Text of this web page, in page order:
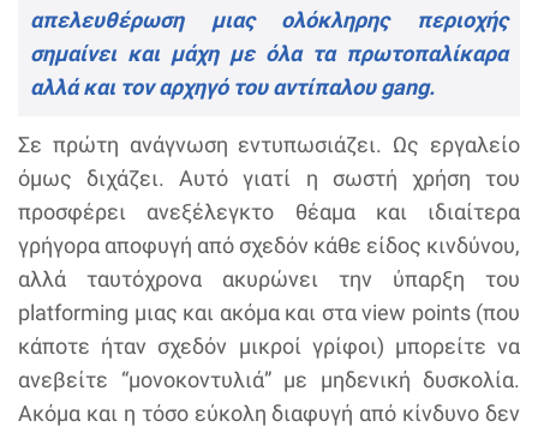
απελευθέρωση μιας ολόκληρης περιοχής
σημαίνει και μάχη με όλα τα πρωτοπαλίκαρα
αλλά και τον αρχηγό του αντίπαλου gang.
Σε πρώτη ανάγνωση εντυπωσιάζει. Ως εργαλείο
όμως διχάζει. Αυτό γιατί η σωστή χρήση του
προσφέρει ανεξέλεγκτο θέαμα και ιδιαίτερα
γρήγορα αποφυγή από σχεδόν κάθε είδος κινδύνου,
αλλά ταυτόχρονα ακυρώνει την ύπαρξη του
platforming μιας και ακόμα και στα view points (που
κάποτε ήταν σχεδόν μικροί γρίφοι) μπορείτε να
ανεβείτε “μονοκοντυλιά” με μηδενική δυσκολία.
Ακόμα και η τόσο εύκολη διαφυγή από κίνδυνο δεν